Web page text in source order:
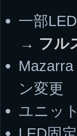
一部
→ フル
ン変更
ユニッ